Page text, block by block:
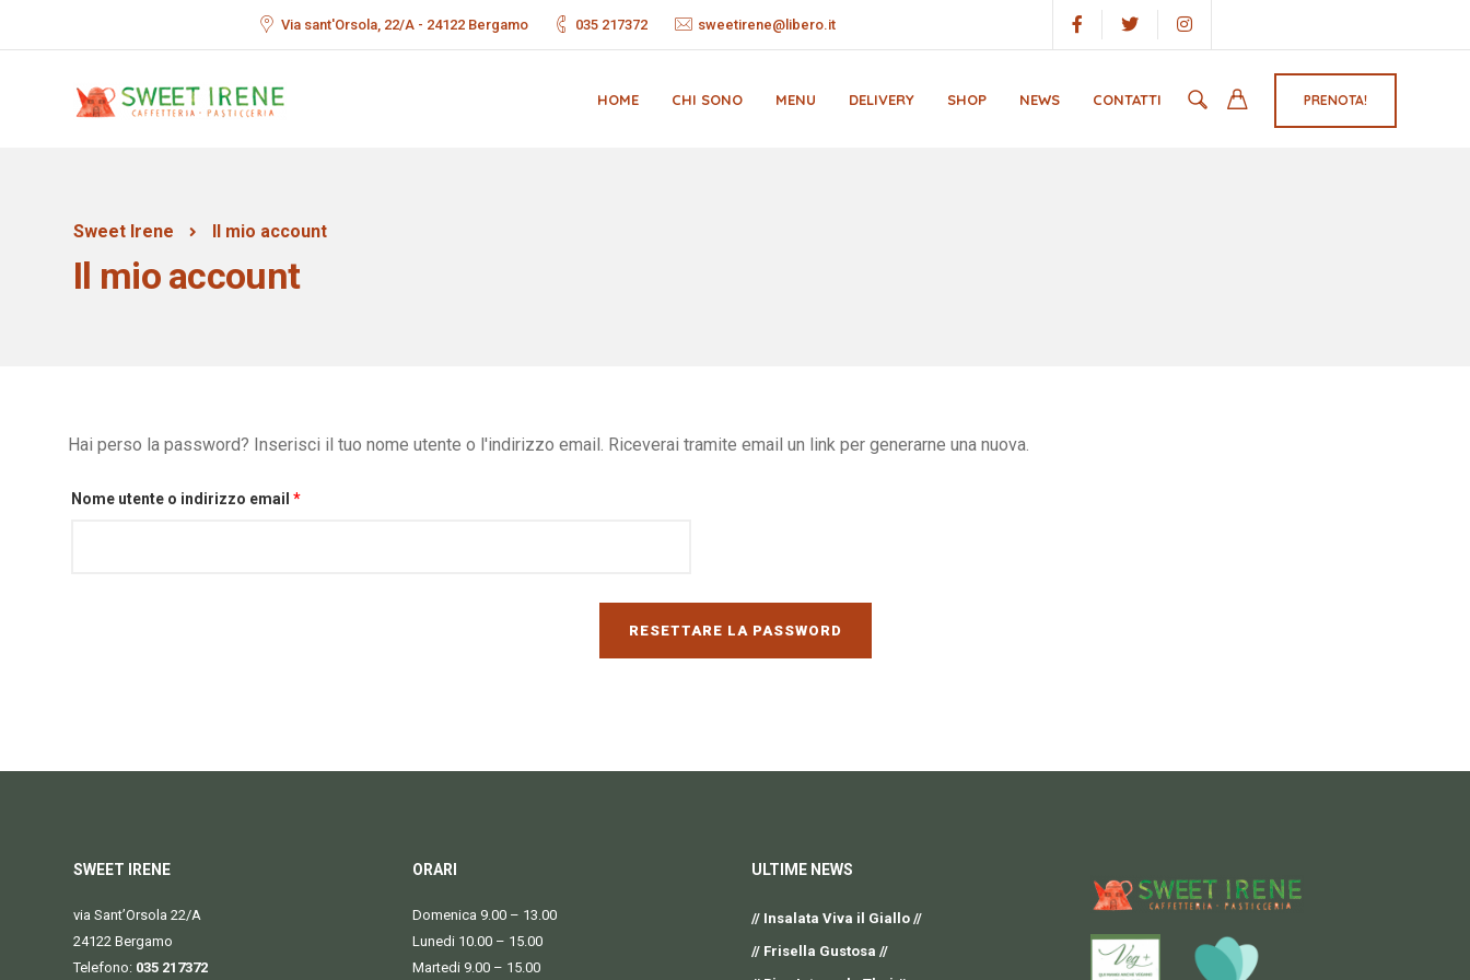
Via sant'Orsola, 22/A - 24122 Bergamo 035 217372 sweetirene@libero.it
HOME CHI SONO MENU DELIVERY SHOP NEWS CONTATTI PRENOTA!
Sweet Irene Il mio account
Il mio account
Hai perso la password? Inserisci il tuo nome utente o l'indirizzo email. Riceverai tramite email un link per generarne una nuova.
Nome utente o indirizzo email *Richiesto
RESETTARE LA PASSWORD
SWEET IRENE
via Sant’Orsola 22/A
24122 Bergamo
Telefono: 035 217372
ORARI
Domenica 9.00 – 13.00
Lunedi 10.00 – 15.00
Martedi 9.00 – 15.00
ULTIME NEWS
// Insalata Viva il Giallo //
// Frisella Gustosa //